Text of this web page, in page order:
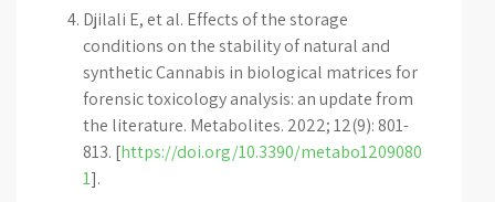
Djilali E, et al. Effects of the storage
conditions on the stability of natural and
synthetic Cannabis in biological matrices for
forensic toxicology analysis: an update from
the literature. Metabolites. 2022; 12(9): 801-
813. [https://doi.org/10.3390/metabo1209080
1].